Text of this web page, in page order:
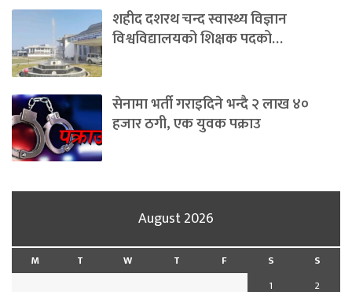
शहीद दशरथ चन्द स्वास्थ्य विज्ञान
विश्वविद्यालयको शिक्षक पदको…
सेनामा भर्ती गराइदिने भन्दै २ लाख ४०
हजार ठगी, एक युवक पक्राउ
August 2026
M T W T F S
S
1
2